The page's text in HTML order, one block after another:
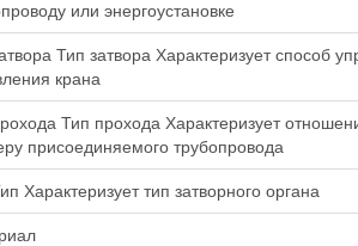
или энергоустановке
Тип затвора Характеризует способ
крана
Тип прохода Характеризует
присоединяемого трубопровода
Характеризует тип затворного органа